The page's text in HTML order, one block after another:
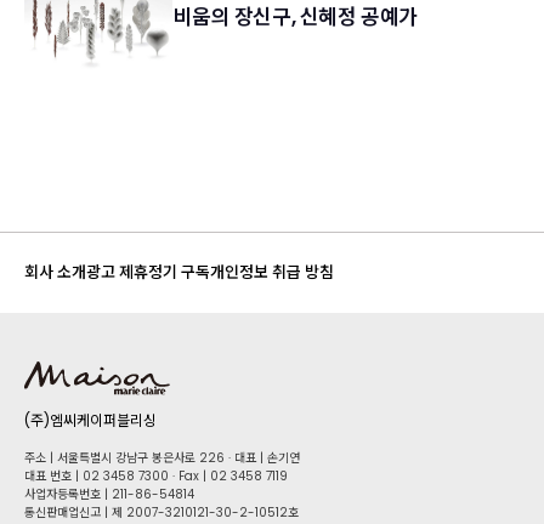
비움의 장신구, 신혜정 공예가
회사 소개광고 제휴정기 구독개인정보 취급 방침
(주)엠씨케이퍼블리싱
주소 | 서울특별시 강남구 봉은사로 226 · 대표 | 손기연
대표 번호 | 02 34​58 7300 · Fax | 02 34​58 7119
사업자등록번호 | 211-86-5​4814
통신판매업신고 | 제 2007-3210121-30-2-10512호